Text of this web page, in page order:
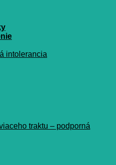
intolerancia
traktu – podporná